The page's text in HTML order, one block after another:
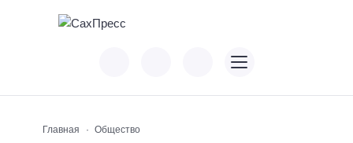
Главная Общество